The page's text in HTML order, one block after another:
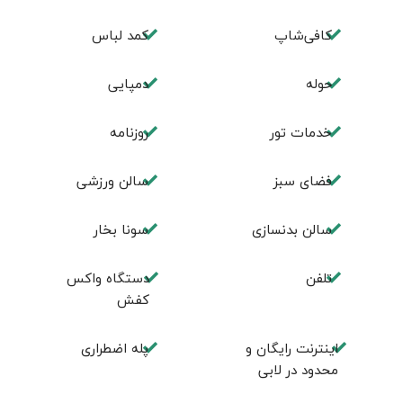
کافی‌شاپ کمد لباس
حوله دمپایی
خدمات تور روزنامه
فضای سبز سالن ورزشی
سالن بدنسازی سونا بخار
تلفن
دستگاه واکس
کفش
اینترنت رایگان و
محدود در لابی
پله اضطراری